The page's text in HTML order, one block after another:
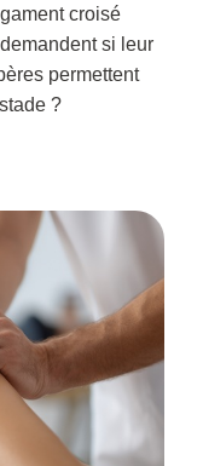
croisé
si leur
permettent
?